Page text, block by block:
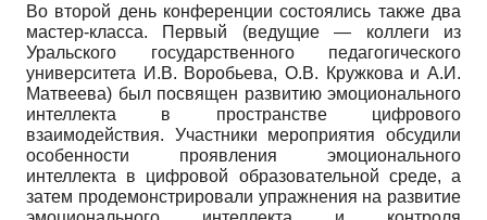
Во второй день конференции состоялись также два
мастер-класса. Первый (ведущие — коллеги из
Уральского государственного педагогического
университета И.В. Воробьева, О.В. Кружкова и А.И.
Матвеева) был посвящен развитию эмоционального
интеллекта в пространстве цифрового
взаимодействия. Участники мероприятия обсудили
особенности проявления эмоционального
интеллекта в цифровой образовательной среде, а
затем продемонстрировали упражнения на развитие